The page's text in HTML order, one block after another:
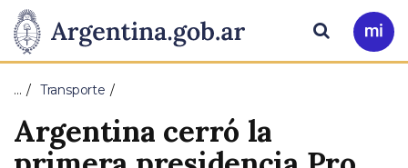
Presidencia
de
Nación
Pasar al contenido principal
Ir
a
Buscar
… Transporte
Argentina cerró la